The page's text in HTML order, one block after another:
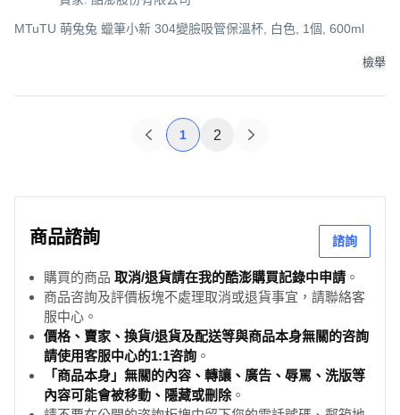
MTuTU 萌兔兔 蠟筆小新 304變臉吸管保溫杯, 白色, 1個, 600ml
檢舉
1 2
商品諮詢 諮詢
購買的商品 取消/退貨請在我的酷澎購買記錄中申請 。
商品咨詢及評價板塊不處理取消或退貨事宜，請聯絡客
服中心。
價格、賣家、換貨/退貨及配送等與商品本身無關的咨詢
請使用客服中心的1:1咨詢 。
「商品本身」無關的內容、轉讓、廣告、辱罵、洗版等
內容可能會被移動、隱藏或刪除。